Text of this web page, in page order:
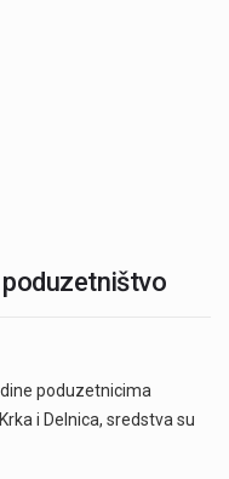
poduzetnicima
i Delnica, sredstva su